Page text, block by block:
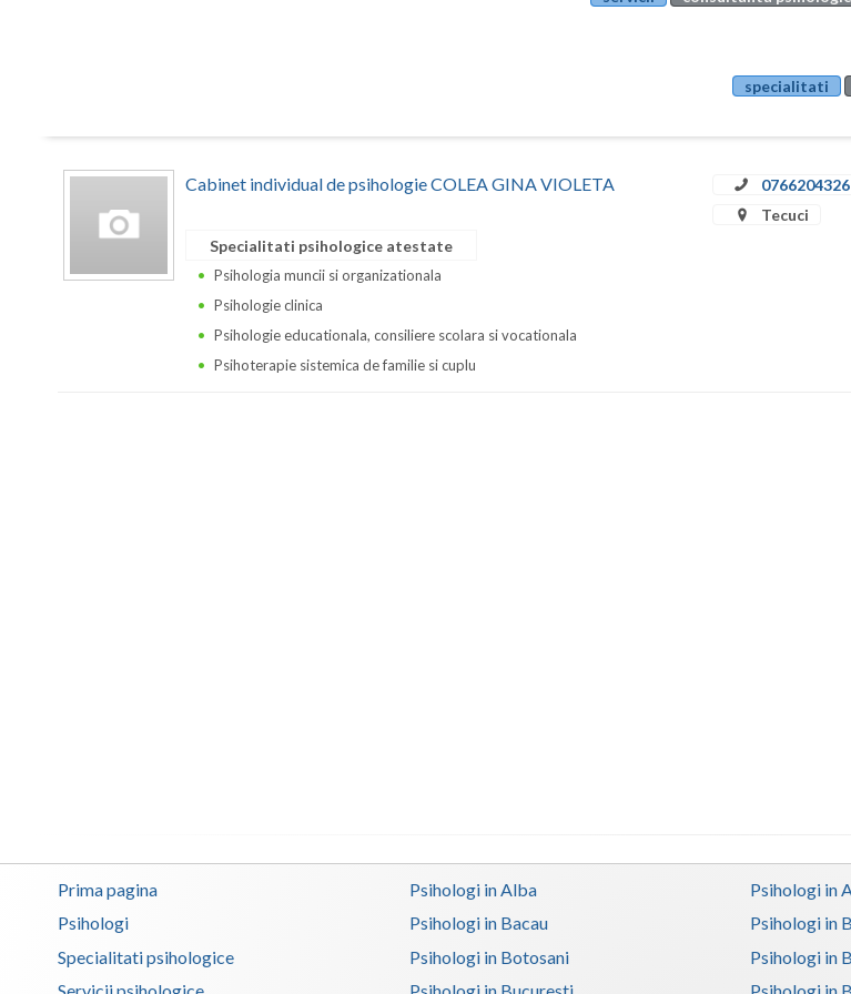
specialitati
Cabinet individual de psihologie COLEA GINA VIOLETA
0766204326
Tecuci
Specialitati psihologice atestate
Psihologia muncii si organizationala
Psihologie clinica
Psihologie educationala, consiliere scolara si vocationala
Psihoterapie sistemica de familie si cuplu
Prima pagina
Psihologi
Specialitati psihologice
Psihologi in Alba Psihologi in
Psihologi in Bacau
Psihologi in
Psihologi in Botosani
Psihologi in